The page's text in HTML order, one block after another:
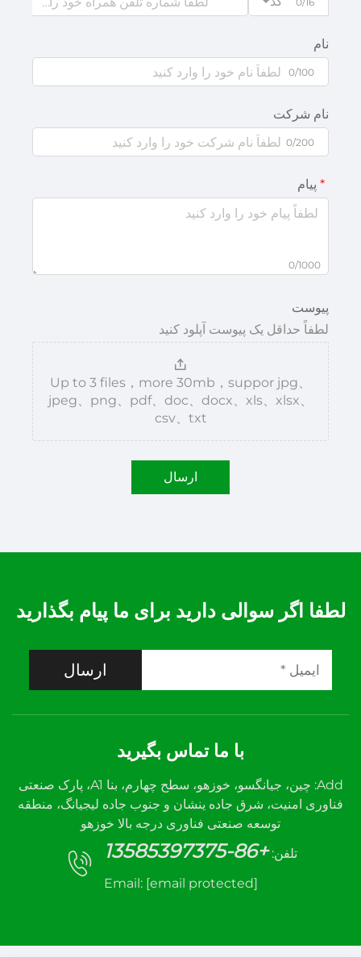
نام
0/100
نام شرکت
0/200
پیام
0/1000
پیوست
لطفاً حداقل یک پیوست آپلود کنید
Up to 3 files，more 30mb，suppor jpg、
jpeg、png、pdf、doc、docx、xls、xlsx、
csv、txt
ارسال
لطفا اگر سوالی دارید برای ما پیام بگذارید
ارسال
با ما تماس بگیرید
Add: چین، جیانگسو، خوزهو، سطح چهارم، بنا A1، پارک صنعتی
فناوری امنیت، شرق جاده ینشان و جنوب جاده لیجیانگ، منطقه
توسعه صنعتی فناوری درجه بالا خوزهو
تلفن: +86-13585397375
Email: [email protected]